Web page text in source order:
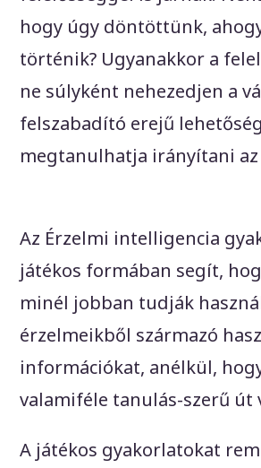
hogy úgy döntöttünk,
történik? Ugyanakkor a
ne súlyként nehezedjen a
felszabadító erejű
megtanulhatja irányítani
Az Érzelmi intelligencia
játékos formában segít,
minél jobban tudják
érzelmeikből származó
információkat, anélkül,
valamiféle tanulás-szerű út
A játékos gyakorlatokat